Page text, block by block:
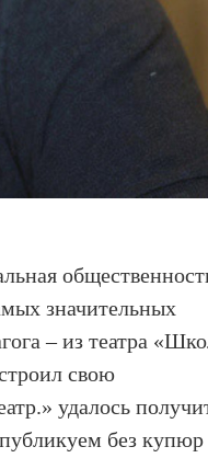
значительных
– из театра
свою
удалось
без купюр